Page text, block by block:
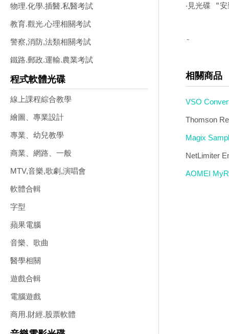
物理.化學.插醫.私醫考試
教育.觀光.心理相關考試
警察,消防,法類相關考試
鐵路.郵政.運輸.農業考試
程式軟體光碟
線上課程綜合教學
繪圖、專業設計
專業、幼兒教學
商業、網路、一般
MTV,音樂,歌劇,演唱會
軟體合輯
字型
蘋果電腦
音樂、歌曲
醫學相關
遊戲合輯
電腦遊戲
商用.財經.股票軟體
‧見光碟 "
-
相關商品
VSO
Thomson
Magix
NetLimiter
AOMEI